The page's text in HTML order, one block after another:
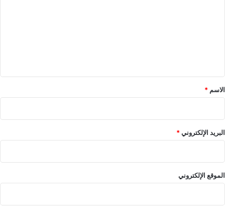
*
الاسم *
البريد الإلكتروني*
الموقع الإلكتروني